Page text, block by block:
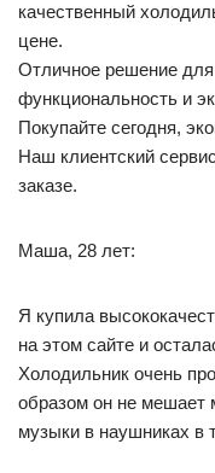
качественный
цене.
Отличное решение для
функциональность и
Покупайте сегодня,
Наш клиентский
заказе.
Маша, 28 лет:
Я купила
на этом сайте и
Холодильник очень
образом он не мешает
музыки в наушниках в